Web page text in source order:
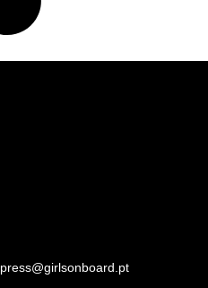
press@girlsonboard.pt